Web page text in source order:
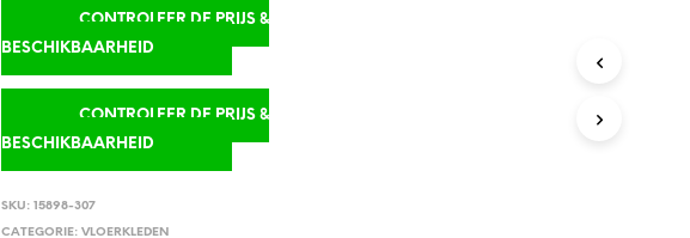
CONTROLEER DE PRIJS &
BESCHIKBAARHEID
CONTROLEER DE PRIJS &
BESCHIKBAARHEID
SKU:15898-307
CATEGORIE:VLOERKLEDEN